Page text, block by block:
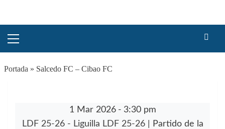
principal
Portada » Salcedo FC – Cibao FC
1 Mar 2026 - 3:30 pm
LDF 25-26 - Liguilla LDF 25-26
| Partido de la